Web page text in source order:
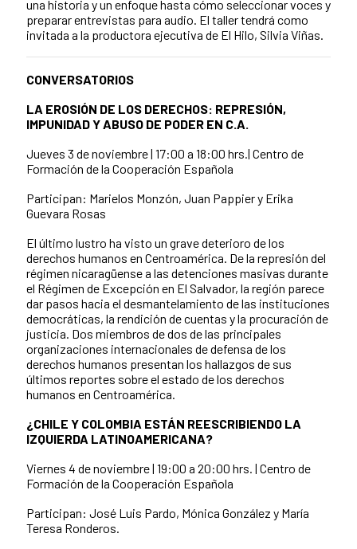
una historia y un enfoque hasta cómo seleccionar voces y
preparar entrevistas para audio. El taller tendrá como
invitada a la productora ejecutiva de El Hilo, Silvia Viñas.
CONVERSATORIOS
LA EROSIÓN DE LOS DERECHOS: REPRESIÓN,
IMPUNIDAD Y ABUSO DE PODER EN C.A.
Jueves 3 de noviembre | 17:00 a 18:00 hrs.| Centro de
Formación de la Cooperación Española
Participan: Marielos Monzón, Juan Pappier y Erika
Guevara Rosas
El último lustro ha visto un grave deterioro de los
derechos humanos en Centroamérica. De la represión del
régimen nicaragüense a las detenciones masivas durante
el Régimen de Excepción en El Salvador, la región parece
dar pasos hacia el desmantelamiento de las instituciones
democráticas, la rendición de cuentas y la procuración de
justicia. Dos miembros de dos de las principales
organizaciones internacionales de defensa de los
derechos humanos presentan los hallazgos de sus
últimos reportes sobre el estado de los derechos
humanos en Centroamérica.
¿CHILE Y COLOMBIA ESTÁN REESCRIBIENDO LA
IZQUIERDA LATINOAMERICANA?
Viernes 4 de noviembre | 19:00 a 20:00 hrs. | Centro de
Formación de la Cooperación Española
Participan: José Luis Pardo, Mónica González y María
Teresa Ronderos.